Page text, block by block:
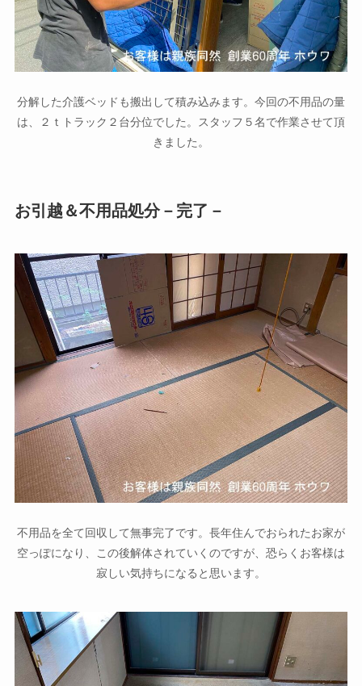
分解した介護ベッドも搬出して積み込みます。今回の不用品の量
は、２ｔトラック２台分位でした。スタッフ５名で作業させて頂
きました。
お引越＆不用品処分－完了－
不用品を全て回収して無事完了です。長年住んでおられたお家が
空っぽになり、この後解体されていくのですが、恐らくお客様は
寂しい気持ちになると思います。